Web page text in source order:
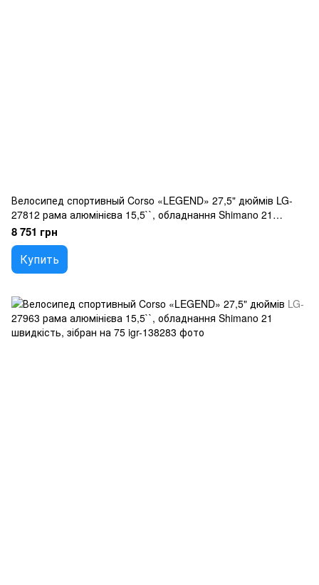
Велосипед спортивный Corso «LEGEND» 27,5" дюймів LG-
27812 рама алюмінієва 15,5``, обладнання Shimano 21
швидкість, зібран на 75
8 751 грн
Купить